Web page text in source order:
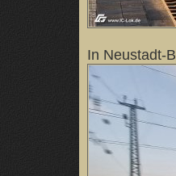
In Neustadt-